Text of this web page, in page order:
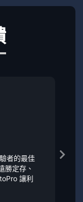
者的最佳
勝定存、
讓利